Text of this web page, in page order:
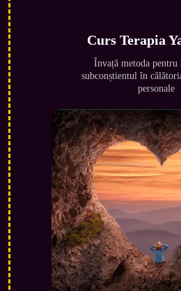
Curs Terapia
Învață metoda
subconștientul în
personale